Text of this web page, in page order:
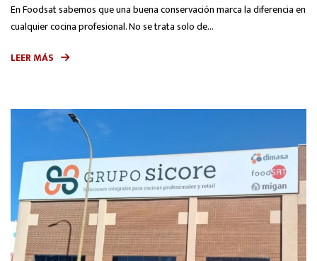
En Foodsat sabemos que una buena conservación marca la diferencia en
cualquier cocina profesional. No se trata solo de...
LEER MÁS